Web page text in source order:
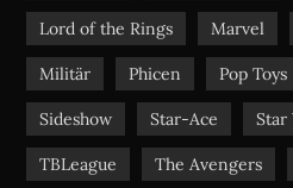
Lord of the Rings Marvel
Militär Phicen Pop Toys
Sideshow Star-Ace Star
TBLeague The Avengers